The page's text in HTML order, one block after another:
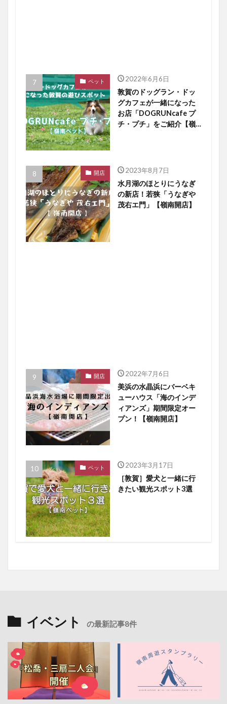
ペット 2022年6月6日
敦賀のドッグラン・ドッ
グカフェが一緒になった
お店「DOGRUNcafe プ
チ・プチ」をご紹介【嶺
開店 2023年8月7日
水月湖のほとりにうなぎ
の新店！若狭「うなぎや
茂右エ門」【嶺南開店】
開店 2022年7月6日
美浜の水晶浜にバーベキ
ューハウス「海のインデ
ィアンズ」期間限定オー
プン！【嶺南開店】
ペット 2023年3月17日
［敦賀］愛犬と一緒に行
きたい観光スポット3選
イベント の最新記事8件